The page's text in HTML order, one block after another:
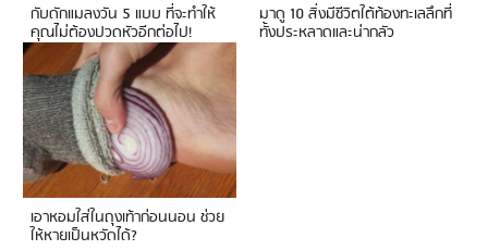
กับดักแมลงวัน 5 แบบ ที่จะทำให้
คุณไม่ต้องปวดหัวอีกต่อไป!
มาดู 10 สิ่งมีชีวิตใต้ท้องทะเลลึกที่
ทั้งประหลาดและน่ากลัว
เอาหอมใส่ในถุงเท้าก่อนนอน ช่วย
ให้หายเป็นหวัดได้?